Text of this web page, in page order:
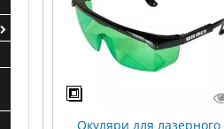
Окуляри для лазерного